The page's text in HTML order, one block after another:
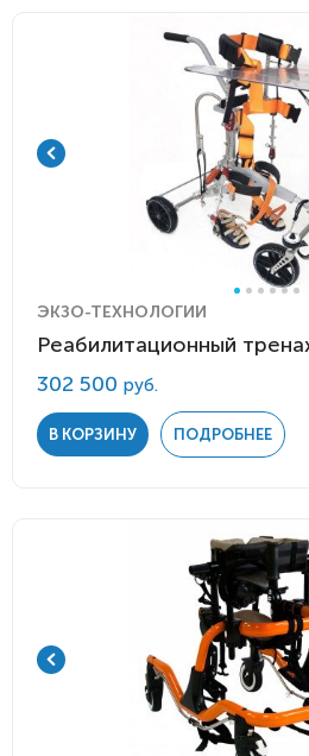
ЭКЗО-ТЕХНОЛОГИИ
Реабилитационный
302 500 руб.
В КОРЗИНУ ПОДРОБНЕЕ